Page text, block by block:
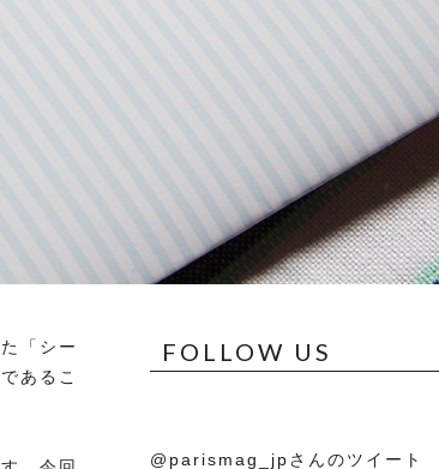
「シー
あるこ
FOLLOW US
@parismag_jpさんのツイート